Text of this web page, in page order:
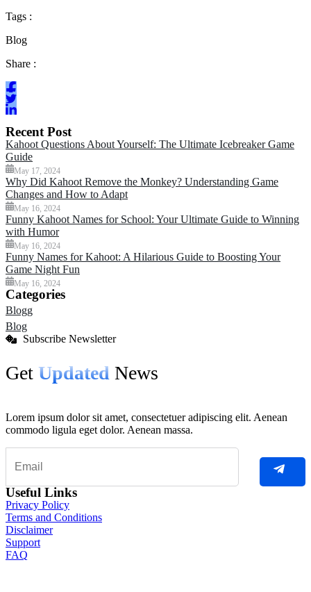
Tags :
Blog
Share :
Recent Post
Kahoot Questions About Yourself: The Ultimate Icebreaker Game
Guide
May 17, 2024
Why Did Kahoot Remove the Monkey? Understanding Game
Changes and How to Adapt
May 16, 2024
Funny Kahoot Names for School: Your Ultimate Guide to Winning
with Humor
May 16, 2024
Funny Names for Kahoot: A Hilarious Guide to Boosting Your
Game Night Fun
May 16, 2024
Categories
Blogg
Blog
Subscribe Newsletter
Get Updated News
Lorem ipsum dolor sit amet, consectetuer adipiscing elit. Aenean
commodo ligula eget dolor. Aenean massa.
Useful Links
Privacy Policy
Terms and Conditions
Disclaimer
Support
FAQ